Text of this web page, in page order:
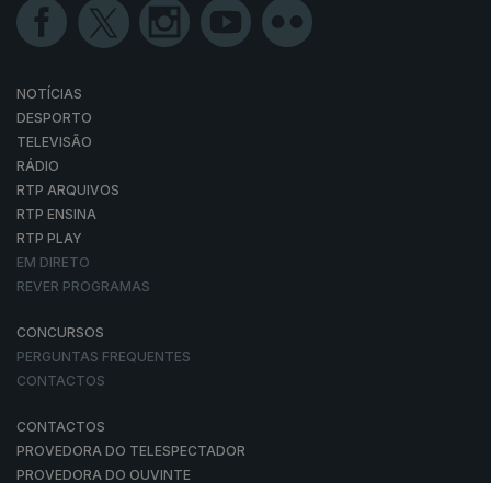
NOTÍCIAS
DESPORTO
TELEVISÃO
RÁDIO
RTP ARQUIVOS
RTP ENSINA
RTP PLAY
EM DIRETO
REVER PROGRAMAS
CONCURSOS
PERGUNTAS FREQUENTES
CONTACTOS
CONTACTOS
PROVEDORA DO TELESPECTADOR
PROVEDORA DO OUVINTE